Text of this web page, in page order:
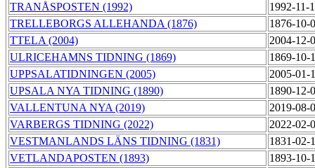
TRANÅSPOSTEN (1992)
1992-11-
TRELLEBORGS ALLEHANDA (1876)
1876-10-
TTELA (2004)
2004-12-
ULRICEHAMNS TIDNING (1869)
1869-10-
UPPSALATIDNINGEN (2005)
2005-01-
UPSALA NYA TIDNING (1890)
1890-12-
VALLENTUNA NYA (2019)
2019-08-
VARBERGS TIDNING (2022)
2022-02-
VESTMANLANDS LÄNS TIDNING (1831)
1831-02-
VETLANDAPOSTEN (1893)
1893-10-